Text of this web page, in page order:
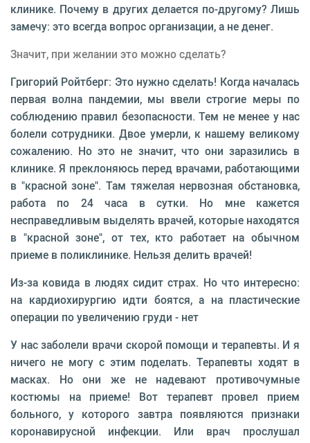
клинике. Почему в других делается по-другому? Лишь
замечу: это всегда вопрос организации, а не денег.
Значит, при желании это можно сделать?
Григорий Ройтберг: Это нужно сделать! Когда началась
первая волна пандемии, мы ввели строгие меры по
соблюдению правил безопасности. Тем не менее у нас
болели сотрудники. Двое умерли, к нашему великому
сожалению. Но это не значит, что они заразились в
клинике. Я преклоняюсь перед врачами, работающими
в "красной зоне". Там тяжелая нервозная обстановка,
работа по 24 часа в сутки. Но мне кажется
несправедливым выделять врачей, которые находятся
в "красной зоне", от тех, кто работает на обычном
приеме в поликлинике. Нельзя делить врачей!
Из-за ковида в людях сидит страх. Но что интересно:
на кардиохирургию идти боятся, а на пластические
операции по увеличению груди - нет
У нас заболели врачи скорой помощи и терапевты. И я
ничего не могу с этим поделать. Терапевты ходят в
масках. Но они же не надевают противочумные
костюмы на приеме! Вот терапевт провел прием
больного, у которого завтра появляются признаки
коронавирусной инфекции. Или врач прослушал